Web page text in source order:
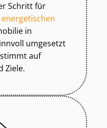
Schritt für
energetischen
in
umgesetzt
auf
Ziele.